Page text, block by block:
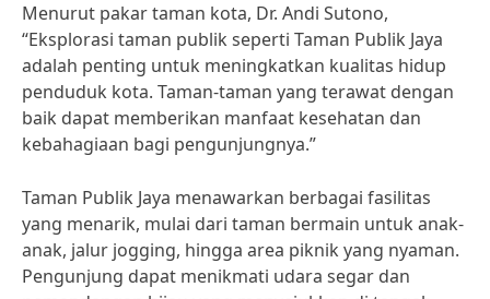
Menurut pakar taman kota, Dr. Andi Sutono,
“Eksplorasi taman publik seperti Taman Publik Jaya
adalah penting untuk meningkatkan kualitas hidup
penduduk kota. Taman-taman yang terawat dengan
baik dapat memberikan manfaat kesehatan dan
kebahagiaan bagi pengunjungnya.”
Taman Publik Jaya menawarkan berbagai fasilitas
yang menarik, mulai dari taman bermain untuk anak-
anak, jalur jogging, hingga area piknik yang nyaman.
Pengunjung dapat menikmati udara segar dan